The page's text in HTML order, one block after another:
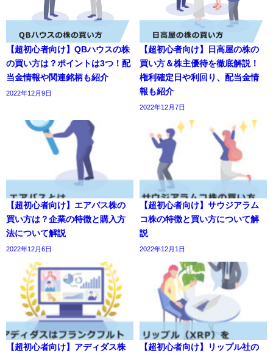
【超初心者向け】QBハウスの株
の買い方は？ポイントは3つ！配
当金情報や関連銘柄も紹介
2022年12月9日
【超初心者向け】日高屋の株の
買い方＆株主優待を徹底解説！
権利確定日や利回り、配当金情
報も紹介
2022年12月7日
【超初心者向け】エアバス株の
買い方は？企業の特徴と購入方
法について解説
2022年12月6日
【超初心者向け】サウジアラム
コ株の特徴と買い方について解
説
2022年12月1日
【超初心者向け】アディダス株
【超初心者向け】リップル社の